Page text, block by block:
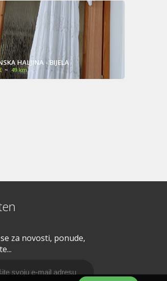
Ženska haljina - saten
30 € ~ 59 km
za novosti, ponude,